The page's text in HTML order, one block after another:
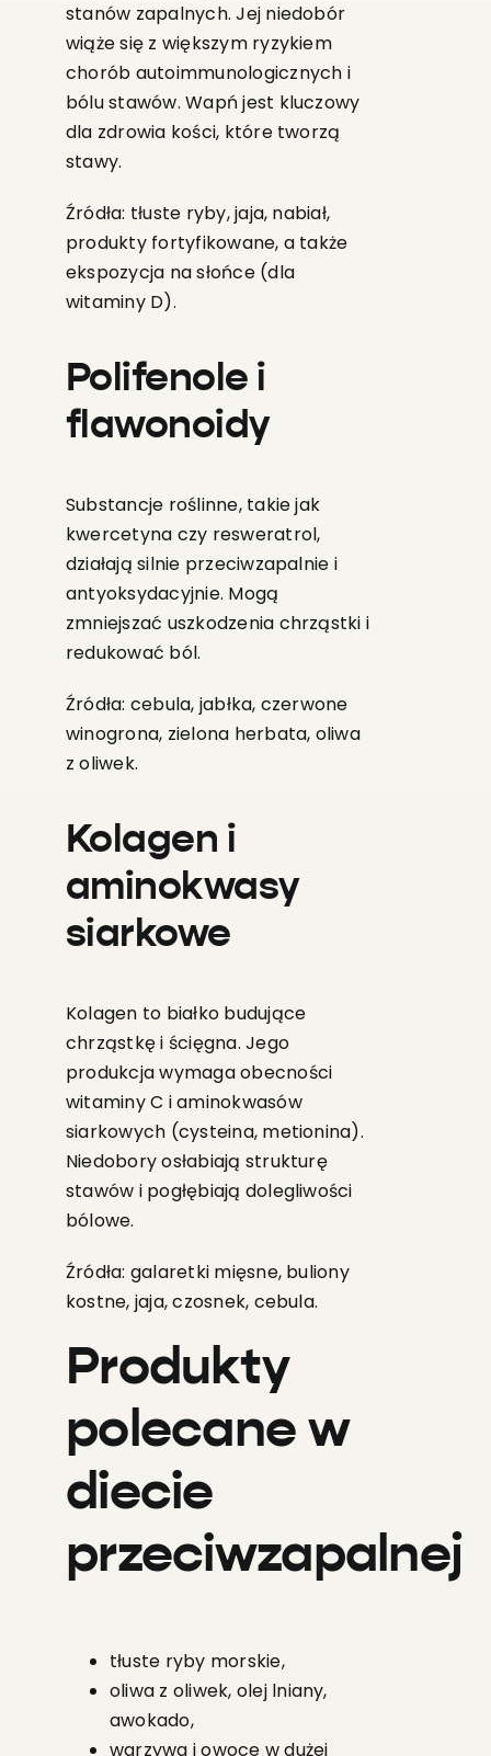
stanów zapalnych. Jej niedobór
wiąże się z większym ryzykiem
chorób autoimmunologicznych i
bólu stawów. Wapń jest kluczowy
dla zdrowia kości, które tworzą
stawy.
Źródła: tłuste ryby, jaja, nabiał,
produkty fortyfikowane, a także
ekspozycja na słońce (dla
witaminy D).
Polifenole i
flawonoidy
Substancje roślinne, takie jak
kwercetyna czy resweratrol,
działają silnie przeciwzapalnie i
antyoksydacyjnie. Mogą
zmniejszać uszkodzenia chrząstki i
redukować ból.
Źródła: cebula, jabłka, czerwone
winogrona, zielona herbata, oliwa
z oliwek.
Kolagen i
aminokwasy
siarkowe
Kolagen to białko budujące
chrząstkę i ścięgna. Jego
produkcja wymaga obecności
witaminy C i aminokwasów
siarkowych (cysteina, metionina).
Niedobory osłabiają strukturę
stawów i pogłębiają dolegliwości
bólowe.
Źródła: galaretki mięsne, buliony
kostne, jaja, czosnek, cebula.
Produkty
polecane w
diecie
przeciwzapalnej
tłuste ryby morskie,
oliwa z oliwek, olej lniany,
awokado,
warzywa i owoce w dużej